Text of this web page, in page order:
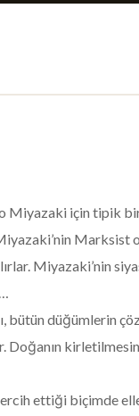
Miyazaki için
Miyazaki’nin
düğümlerin
tercih ettiği